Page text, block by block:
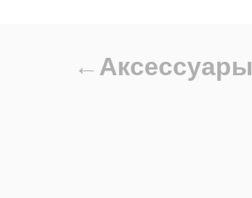
←Аксессуары